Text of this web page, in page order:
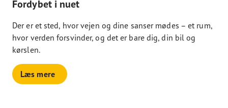
Fordybet i nuet
Der er et sted, hvor vejen og dine sanser mødes – et rum,
hvor verden forsvinder, og det er bare dig, din bil og
kørslen.
Læs mere